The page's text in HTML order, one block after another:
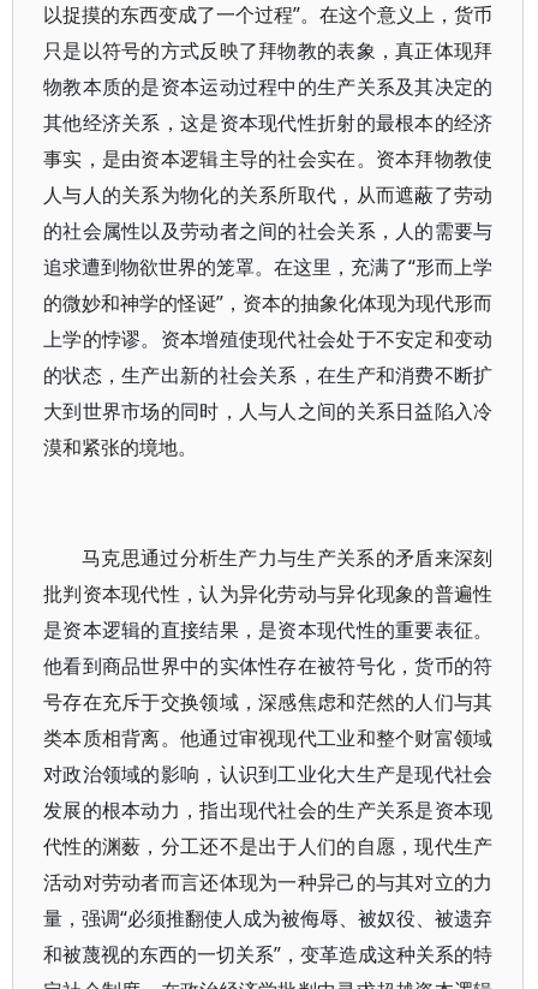
以捉摸的东西变成了一个过程”。在这个意义上，货币
只是以符号的方式反映了拜物教的表象，真正体现拜
物教本质的是资本运动过程中的生产关系及其决定的
其他经济关系，这是资本现代性折射的最根本的经济
事实，是由资本逻辑主导的社会实在。资本拜物教使
人与人的关系为物化的关系所取代，从而遮蔽了劳动
的社会属性以及劳动者之间的社会关系，人的需要与
追求遭到物欲世界的笼罩。在这里，充满了“形而上学
的微妙和神学的怪诞”，资本的抽象化体现为现代形而
上学的悖谬。资本增殖使现代社会处于不安定和变动
的状态，生产出新的社会关系，在生产和消费不断扩
大到世界市场的同时，人与人之间的关系日益陷入冷
漠和紧张的境地。
马克思通过分析生产力与生产关系的矛盾来深刻
批判资本现代性，认为异化劳动与异化现象的普遍性
是资本逻辑的直接结果，是资本现代性的重要表征。
他看到商品世界中的实体性存在被符号化，货币的符
号存在充斥于交换领域，深感焦虑和茫然的人们与其
类本质相背离。他通过审视现代工业和整个财富领域
对政治领域的影响，认识到工业化大生产是现代社会
发展的根本动力，指出现代社会的生产关系是资本现
代性的渊薮，分工还不是出于人们的自愿，现代生产
活动对劳动者而言还体现为一种异己的与其对立的力
量，强调“必须推翻使人成为被侮辱、被奴役、被遗弃
和被蔑视的东西的一切关系”，变革造成这种关系的特